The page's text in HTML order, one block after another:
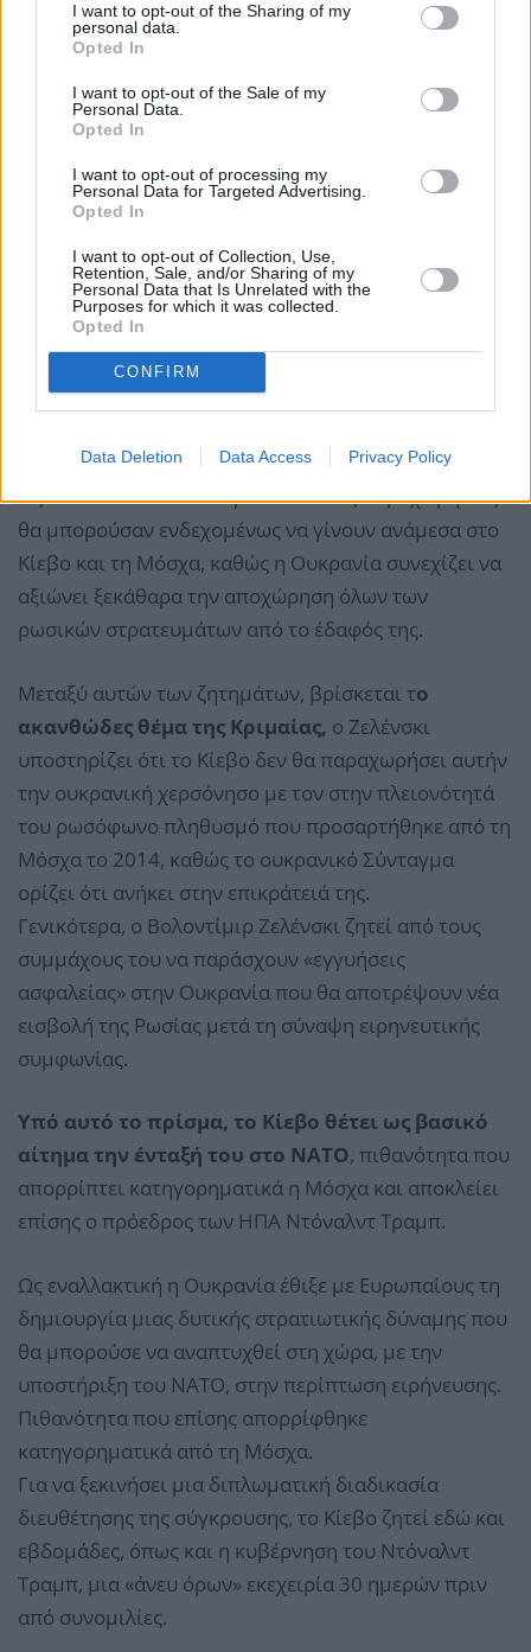
I want to opt-out of the Sharing of my
personal data.
Opted In
I want to opt-out of the Sale of my
Personal Data.
Opted In
I want to opt-out of processing my
Personal Data for Targeted Advertising.
Opted In
I want to opt-out of Collection, Use,
Retention, Sale, and/or Sharing of my
Personal Data that Is Unrelated with the
Purposes for which it was collected.
Opted In
CONFIRM
Data Deletion Data Access Privacy Policy
καθίστατο αδύνατη εξαιτίας του πολέμου. Θεωρεί
φιλοευρωπαϊκές αρχές στην εξουσία του Κιέβου το
2014, ήταν ένα «πραξικόπημα» εναντίον του τότε
φιλορώσου προέδρου.
παραχωρήσεων είναι άκρως διχαστικό, καθώς ο
πληθυσμός έχει κάνει από το 2014 τεράστιες
ανθρώπινες θυσίες και υποστεί σημαντικές υλικές
καταστροφές για να διατηρήσει τα σύνορα της χώρας
όπως αυτά ορίστηκαν όταν διαλύθηκε η ΕΣΣΔ το
Ως εκ τούτου δεν είναι γνωστό ποιες παραχωρήσεις
θα μπορούσαν ενδεχομένως να γίνουν ανάμεσα στο
Κίεβο και τη Μόσχα, καθώς η Ουκρανία συνεχίζει να
αξιώνει ξεκάθαρα την αποχώρηση όλων των
ρωσικών στρατευμάτων από το έδαφός της.
Μεταξύ αυτών των ζητημάτων, βρίσκεται το
ακανθώδες θέμα της Κριμαίας, ο Ζελένσκι
υποστηρίζει ότι το Κίεβο δεν θα παραχωρήσει αυτήν
την ουκρανική χερσόνησο με τον στην πλειονότητά
του ρωσόφωνο πληθυσμό που προσαρτήθηκε από τη
Μόσχα το 2014, καθώς το ουκρανικό Σύνταγμα
ορίζει ότι ανήκει στην επικράτειά της.
Γενικότερα, ο Βολοντίμιρ Ζελένσκι ζητεί από τους
συμμάχους του να παράσχουν «εγγυήσεις
ασφαλείας» στην Ουκρανία που θα αποτρέψουν νέα
εισβολή της Ρωσίας μετά τη σύναψη ειρηνευτικής
συμφωνίας.
Υπό αυτό το πρίσμα, το Κίεβο θέτει ως βασικό
αίτημα την ένταξή του στο NATO, πιθανότητα που
απορρίπτει κατηγορηματικά η Μόσχα και αποκλείει
επίσης ο πρόεδρος των ΗΠΑ Ντόναλντ Τραμπ.
Ως εναλλακτική η Ουκρανία έθιξε με Ευρωπαίους τη
δημιουργία μιας δυτικής στρατιωτικής δύναμης που
θα μπορούσε να αναπτυχθεί στη χώρα, με την
υποστήριξη του NATO, στην περίπτωση ειρήνευσης.
Πιθανότητα που επίσης απορρίφθηκε
κατηγορηματικά από τη Μόσχα.
Για να ξεκινήσει μια διπλωματική διαδικασία
διευθέτησης της σύγκρουσης, το Κίεβο ζητεί εδώ και
εβδομάδες, όπως και η κυβέρνηση του Ντόναλντ
Τραμπ, μια «άνευ όρων» εκεχειρία 30 ημερών πριν
από συνομιλίες.